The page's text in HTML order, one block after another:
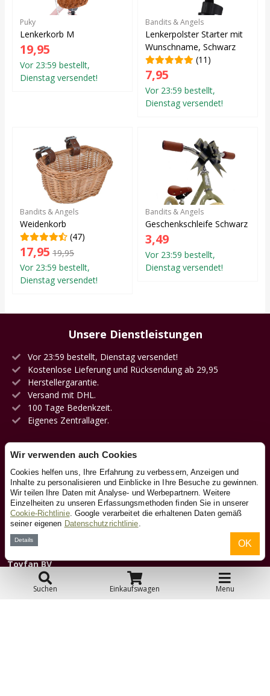
Suchen Einkaufswagen Menu
Puky
Lenkerkorb M
19,95
Vor 23:59 bestellt,
Dienstag versendet!
Bandits & Angels
Lenkerpolster Starter mit
Wunschname, Schwarz
(11)
7,95
Vor 23:59 bestellt,
Dienstag versendet!
Bandits & Angels
Weidenkorb
(47)
17,95 19,95
Vor 23:59 bestellt,
Dienstag versendet!
Bandits & Angels
Geschenkschleife Schwarz
3,49
Vor 23:59 bestellt,
Dienstag versendet!
Unsere Dienstleistungen
Vor 23:59 bestellt, Dienstag versendet!
Kostenlose Lieferung und Rücksendung ab 29,95
Herstellergarantie.
Versand mit DHL.
100 Tage Bedenkzeit.
Eigenes Zentrallager.
Kontakt
Über uns
Toyfan BV
Laufradxl.de
Klosterstiege 50
Wir verwenden auch Cookies
Cookies helfen uns, Ihre Erfahrung zu verbessern, Anzeigen und
Inhalte zu personalisieren und Einblicke in Ihre Besuche zu gewinnen.
Wir teilen Ihre Daten mit Analyse- und Werbepartnern. Weitere
Einzelheiten zu unseren Erfassungsmethoden finden Sie in unserer
Cookie-Richtlinie. Google verarbeitet die erhaltenen Daten gemäß
seiner eigenen Datenschutzrichtlinie
Details OK